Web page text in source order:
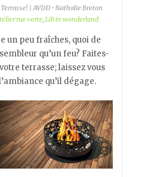
| AVDD • Nathalie Breton
rue verte,Lili in wonderland
un peu fraîches, quoi de
qu’un feu? Faites-
terrasse; laissez vous
qu’il dégage.